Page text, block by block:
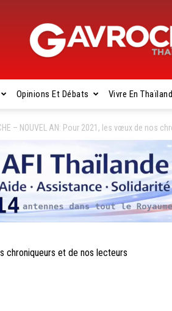
Gavroche
Thaïlande
Opinions Et Débats Vivre En
– NOUVEL AN: Pour 2021, les vœux de nos
chroniqueurs et de nos lecteurs